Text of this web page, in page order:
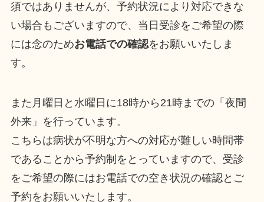
須ではありませんが、予約状況により対応できな
い場合もございますので、当日受診をご希望の際
には念のためお電話での確認をお願いいたしま
す。
また月曜日と水曜日に18時から21時までの「夜間
外来」を行っています。
こちらは病状が不明な方への対応が難しい時間帯
であることから予約制をとっていますので、受診
をご希望の際にはお電話での空き状況の確認とご
予約をお願いいたします。